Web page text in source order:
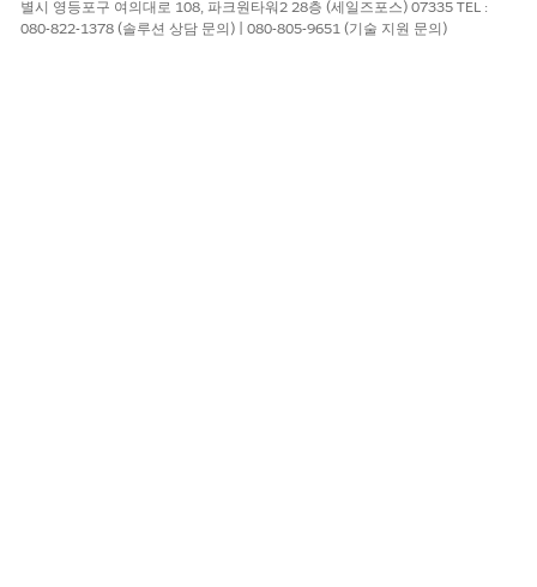
이메일 보안 규정 준수를 활성화하지 않을 경우 이메일 도메인
별시 영등포구 여의대로 108, 파크원타워2 28층 (세일즈포스) 07335 TEL :
080-822-1378 (솔루션 상담 문의) | 080-805-9651 (기술 지원 문의)